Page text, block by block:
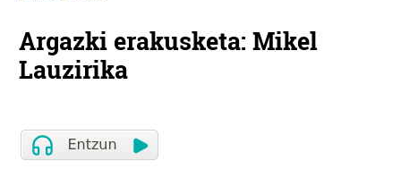
Argazki erakusketa: Mikel
Lauzirika